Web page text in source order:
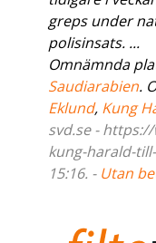
greps under
polisinsats. ...
Omnämnda
Saudiarabien.
Eklund, Kung
svd.se -
kung-harald-
15:16. - Utan